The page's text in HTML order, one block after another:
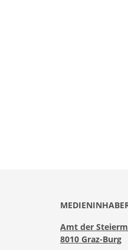
Amt der
8010 Graz-Burg